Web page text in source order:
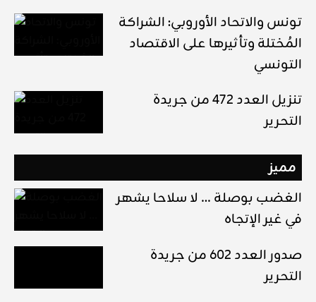
تونس والاتحاد الأوروبي: الشراكة
المُختلة وتأثيرها على الاقتصاد
التونسي
تنزيل العدد 472 من جريدة
التحرير
مميز
الغضب بوصلة … لا سلاحا يشهر
في غير الإتجاه
صدور العدد 602 من جريدة
التحرير